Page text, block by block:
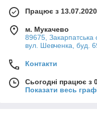
Працює з 13.07.2020
м. Мукачево
89675, Закарпатська
вул. Шевченка, буд.
Контакти
Сьогодні працює з
Показати весь